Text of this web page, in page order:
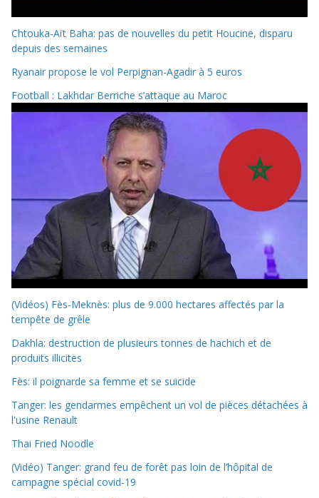
Chtouka-Aït Baha: pas de nouvelles du petit Houcine, disparu
depuis des semaines
Ryanair propose le vol Perpignan-Agadir à 5 euros
Football : Lakhdar Berriche s’attaque au Maroc
(Vidéos) Fès-Meknès: plus de 9.000 hectares affectés par la
tempête de grêle
Dakhla: destruction de plusieurs tonnes de hachich et de
produits illicites
Fès: il poignarde sa femme et se suicide
Tanger: les gendarmes empêchent un vol de pièces détachées à
l'usine Renault
Thai Fried Noodle
(Vidéo) Tanger: grand feu de forêt pas loin de l’hôpital de
campagne spécial covid-19